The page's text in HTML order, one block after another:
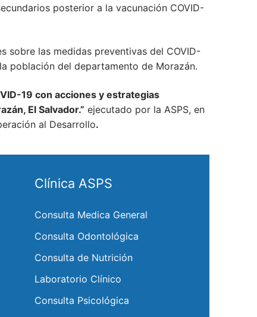
posterior a la vacunación COVID-
sobre las medidas preventivas del COVID-
población del departamento de Morazán.
19 con acciones y estrategias
El Salvador.” ejecutado por la ASPS, en
al Desarrollo.
Clínica ASPS
Consulta Medica General
Consulta Odontológica
Consulta de Nutrición
Laboratorio Clínico
Consulta Psicológica